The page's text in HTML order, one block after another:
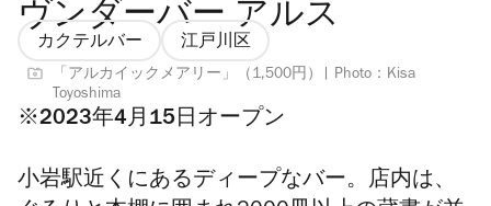
ヴンダーバー アルス
カクテルバー 江戸川区
「アルカイックメアリー」（1,500円）| Photo：Kisa
Toyoshima
※2023年4月15日オープン
小岩駅近くにあるディープなバー。店内は、